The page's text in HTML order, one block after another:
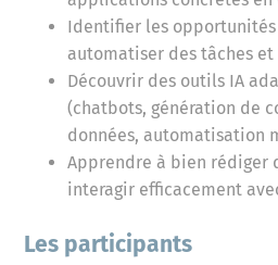
Identifier les opportunités
automatiser des tâches
Découvrir des outils IA
(chatbots, génération de
données, automatisation
Apprendre à bien rédiger
interagir efficacement
Les participants